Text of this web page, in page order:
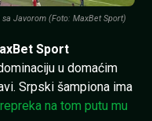
Javorom (Foto: MaxBet Sport)
Sport
u domaćim
Srpski šampiona ima
na tom putu mu